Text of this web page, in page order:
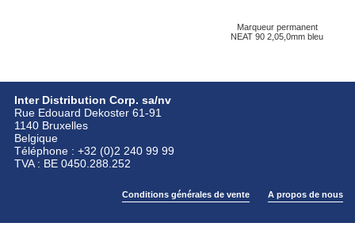
Marqueur permanent
NEAT 90 2,05,0mm bleu
Inter Distribution Corp. sa/nv
Rue Edouard Dekoster 61-91
1140 Bruxelles
Belgique
Téléphone : +32 (0)2 240 99 99
TVA : BE 0450.288.252
Conditions générales de vente A propos de nous